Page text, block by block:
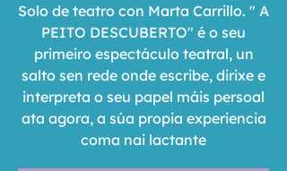
Solo de teatro con Marta Carrillo. " A
PEITO DESCUBERTO" é o seu
primeiro espectáculo teatral, un
salto sen rede onde escribe, dirixe e
interpreta o seu papel máis persoal
ata agora, a súa propia experiencia
coma nai lactante